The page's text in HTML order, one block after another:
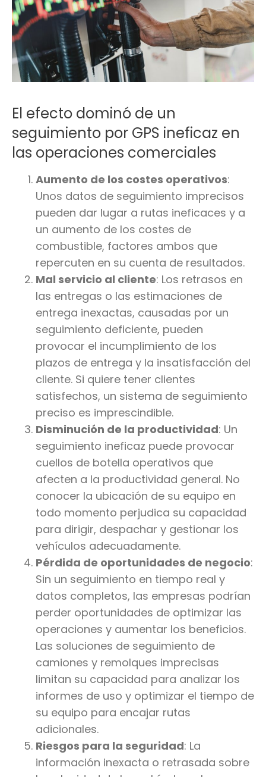
El efecto dominó de un
seguimiento por GPS ineficaz en
las operaciones comerciales
Aumento de los costes operativos:
Unos datos de seguimiento imprecisos
pueden dar lugar a rutas ineficaces y a
un aumento de los costes de
combustible, factores ambos que
repercuten en su cuenta de resultados.
Mal servicio al cliente: Los retrasos en
las entregas o las estimaciones de
entrega inexactas, causadas por un
seguimiento deficiente, pueden
provocar el incumplimiento de los
plazos de entrega y la insatisfacción del
cliente. Si quiere tener clientes
satisfechos, un sistema de seguimiento
preciso es imprescindible.
Disminución de la productividad: Un
seguimiento ineficaz puede provocar
cuellos de botella operativos que
afecten a la productividad general. No
conocer la ubicación de su equipo en
todo momento perjudica su capacidad
para dirigir, despachar y gestionar los
vehículos adecuadamente.
Pérdida de oportunidades de negocio:
Sin un seguimiento en tiempo real y
datos completos, las empresas podrían
perder oportunidades de optimizar las
operaciones y aumentar los beneficios.
Las soluciones de seguimiento de
camiones y remolques imprecisas
limitan su capacidad para analizar los
informes de uso y optimizar el tiempo de
su equipo para encajar rutas
adicionales.
Riesgos para la seguridad: La
información inexacta o retrasada sobre